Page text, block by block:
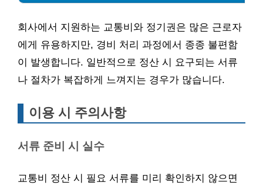
회사에서 지원하는 교통비와 정기권은 많은 근로자
에게 유용하지만, 경비 처리 과정에서 종종 불편함
이 발생합니다. 일반적으로 정산 시 요구되는 서류
나 절차가 복잡하게 느껴지는 경우가 많습니다.
이용 시 주의사항
서류 준비 시 실수
교통비 정산 시 필요 서류를 미리 확인하지 않으면